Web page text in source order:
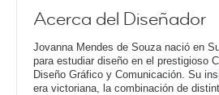
Acerca del Diseñador
Jovanna Mendes de Souza nació en
para estudiar diseño en el prestigioso
Diseño Gráfico y Comunicación. Su
era victoriana, la combinación de